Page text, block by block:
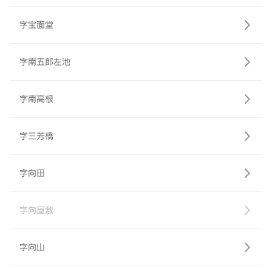
字宝面堂
字南五郎左池
字南高根
字三芳橋
字向田
字向屋敷
字向山